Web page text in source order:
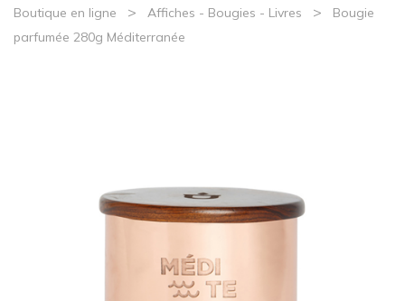
Boutique en ligne > Affiches - Bougies - Livres >
Bougie
parfumée 280g Méditerranée